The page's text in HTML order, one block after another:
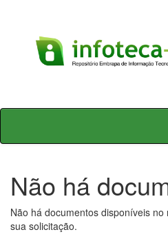
Skip
Não há
Não há documentos disponíveis
sua solicitação.